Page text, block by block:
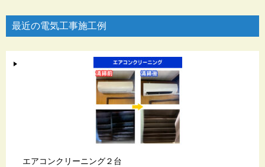
最近の電気工事施工例
エアコンクリーニング２台